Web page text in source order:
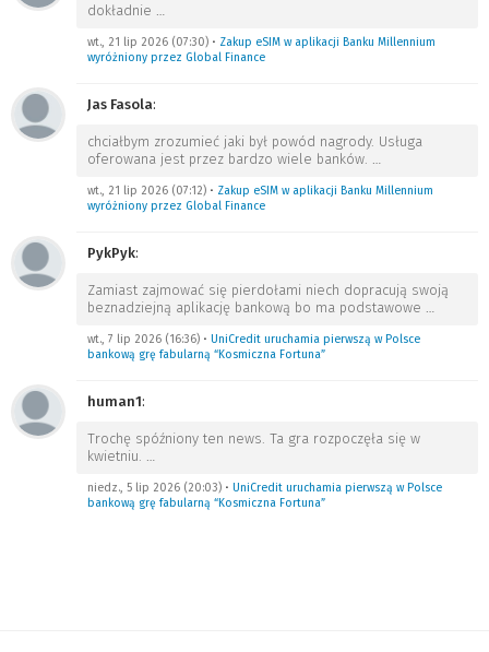
dokładnie …
wt., 21 lip 2026 (07:30) • Zakup eSIM w aplikacji Banku Millennium
wyróżniony przez Global Finance
Jas Fasola:
chciałbym zrozumieć jaki był powód nagrody. Usługa
oferowana jest przez bardzo wiele banków. …
wt., 21 lip 2026 (07:12) • Zakup eSIM w aplikacji Banku Millennium
wyróżniony przez Global Finance
PykPyk:
Zamiast zajmować się pierdołami niech dopracują swoją
beznadziejną aplikację bankową bo ma podstawowe …
wt., 7 lip 2026 (16:36) • UniCredit uruchamia pierwszą w Polsce
bankową grę fabularną “Kosmiczna Fortuna”
human1:
Trochę spóźniony ten news. Ta gra rozpoczęła się w
kwietniu. …
niedz., 5 lip 2026 (20:03) • UniCredit uruchamia pierwszą w Polsce
bankową grę fabularną “Kosmiczna Fortuna”